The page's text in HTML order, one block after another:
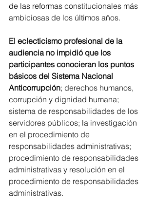
de las reformas constitucionales más
ambiciosas de los últimos años.
El eclecticismo profesional de la
audiencia no impidió que los
participantes conocieran los puntos
básicos del Sistema Nacional
Anticorrupción; derechos humanos,
corrupción y dignidad humana;
sistema de responsabilidades de los
servidores públicos; la investigación
en el procedimiento de
responsabilidades administrativas;
procedimiento de responsabilidades
administrativas y resolución en el
procedimiento de responsabilidades
administrativas.